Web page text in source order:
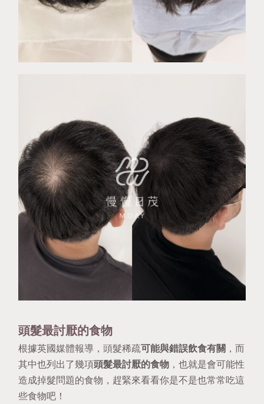
頭髮最討厭的食物
根據英國媒體報導 ，頭髮稀疏可能與錯誤飲食有關 ，而
其中也列出了幾項頭髮最討厭的食物 ，也就是會可能性
造成掉髮問題的食物，趕緊來看看你是不是也常常吃這
些食物吧！